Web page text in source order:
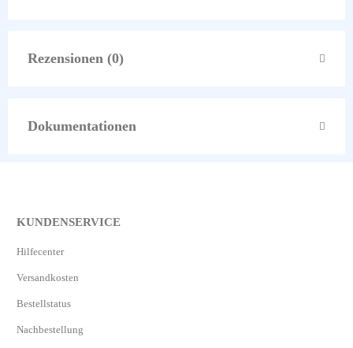
Rezensionen (0)
Dokumentationen
KUNDENSERVICE
Hilfecenter
Versandkosten
Bestellstatus
Nachbestellung